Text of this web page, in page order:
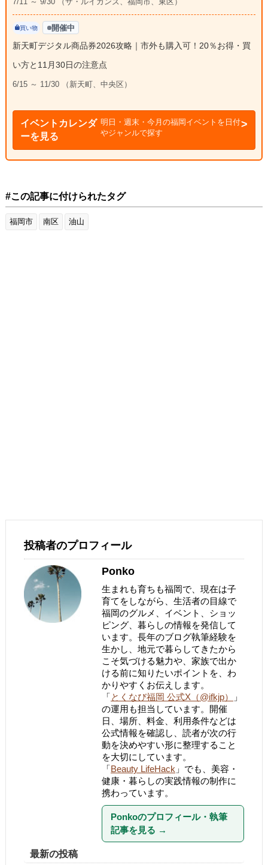
買い物 開催中
新天町デジタル商品券2026攻略｜市外も購入可！20％お得・買
い方と11月30日の注意点
6/15 ～ 11/30 （新天町、中央区）
イベントカレンダ
ーを見る
明日・週末・今月の福岡イベントを日付
やジャンルで探す
#この記事に付けられたタグ
福岡市 南区 油山
投稿者のプロフィール
Ponko
生まれも育ちも福岡で、現在は子
育てをしながら、生活者の目線で
福岡のグルメ、イベント、ショッ
ピング、暮らしの情報を発信して
います。長年のブログ執筆経験を
生かし、地元で暮らしてきたから
こそ気づける魅力や、家族で出か
ける前に知りたいポイントを、わ
かりやすくお伝えします。
「とくなび福岡 公式X（@ifkjp）
」
の運用も担当しています。開催
日、場所、料金、利用条件などは
公式情報を確認し、読者が次の行
動を決めやすい形に整理すること
を大切にしています。
「Beauty LifeHack 」でも、美容・
健康・暮らしの実践情報の制作に
携わっています。
Ponkoのプロフィール・執筆
記事を見る →
最新の投稿